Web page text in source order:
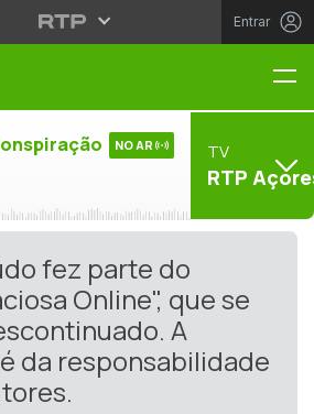
Entrar
NO AR TV
RTP
fez parte do
Online", que se
A
da responsabilidade